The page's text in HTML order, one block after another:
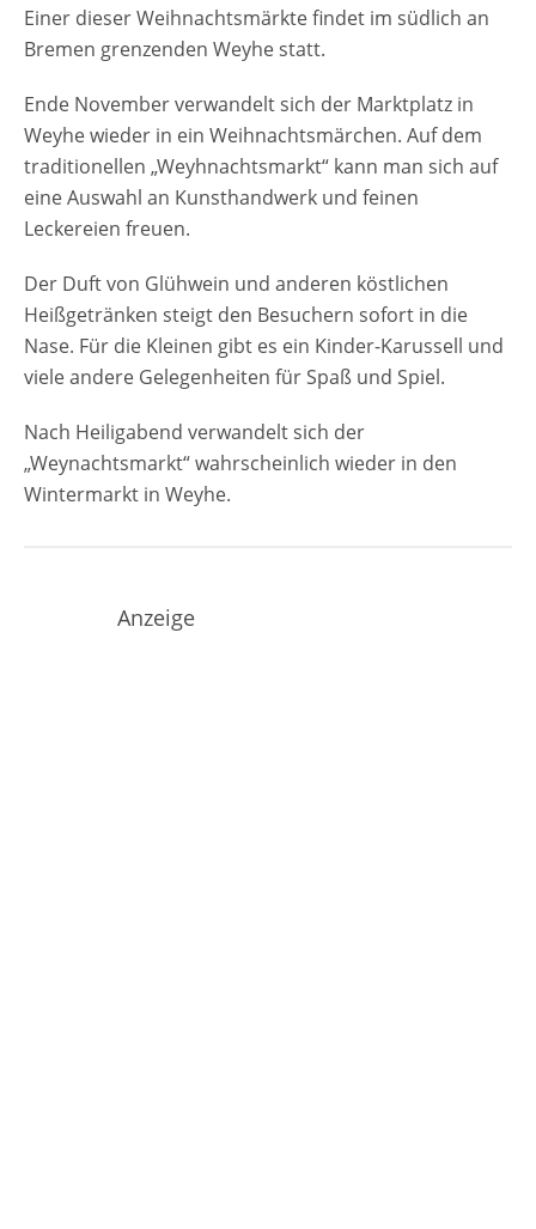
Einer dieser Weihnachtsmärkte findet im südlich an
Bremen grenzenden Weyhe statt.
Ende November verwandelt sich der Marktplatz in
Weyhe wieder in ein Weihnachtsmärchen. Auf dem
traditionellen „Weyhnachtsmarkt“ kann man sich auf
eine Auswahl an Kunsthandwerk und feinen
Leckereien freuen.
Der Duft von Glühwein und anderen köstlichen
Heißgetränken steigt den Besuchern sofort in die
Nase. Für die Kleinen gibt es ein Kinder-Karussell und
viele andere Gelegenheiten für Spaß und Spiel.
Nach Heiligabend verwandelt sich der
„Weynachtsmarkt“ wahrscheinlich wieder in den
Wintermarkt in Weyhe.
Anzeige